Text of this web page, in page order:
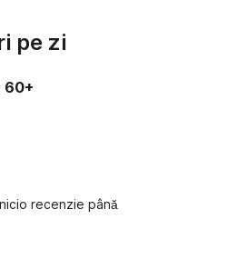
pe zi
60+
recenzie până